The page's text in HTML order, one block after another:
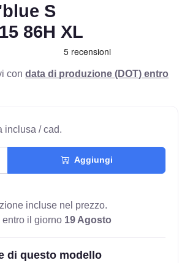
S
86H XL
condata di produzione (DOT) entro
inclusa / cad.
Aggiungi
incluse nel prezzo.
entro il giorno 19 Agosto
di questo modello